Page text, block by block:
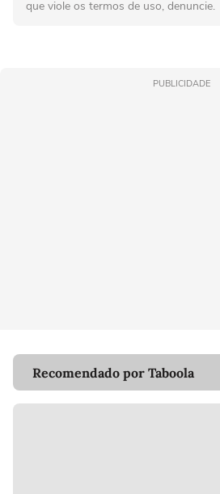
que viole os termos de uso, denuncie.
PUBLICIDADE
Recomendado por Taboola